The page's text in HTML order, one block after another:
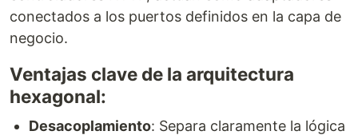
conectados a los puertos definidos en la capa de
negocio.
Ventajas clave de la arquitectura
hexagonal:
Desacoplamiento: Separa claramente la lógica